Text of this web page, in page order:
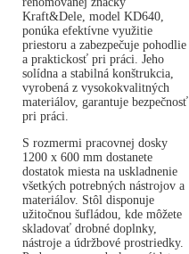
Kraft&Dele, model KD640,
ponúka efektívne využitie
priestoru a zabezpečuje pohodlie
a praktickosť pri práci. Jeho
solídna a stabilná konštrukcia,
vyrobená z vysokokvalitných
materiálov, garantuje bezpečnosť
pri práci.
S rozmermi pracovnej dosky
1200 x 600 mm dostanete
dostatok miesta na uskladnenie
všetkých potrebných nástrojov a
materiálov. Stôl disponuje
užitočnou šufládou, kde môžete
skladovať drobné doplnky,
nástroje a údržbové prostriedky.